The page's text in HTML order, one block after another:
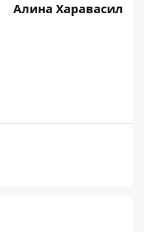
Алина Харавасил